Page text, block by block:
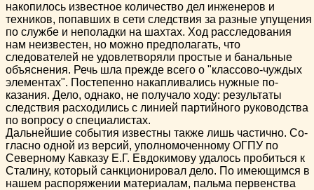
накопилось известное количество дел инженеров и
техников, попавших в сети следствия за разные упущения
по службе и неполадки на шахтах. Ход расследования
нам неизвестен, но можно пред­полагать, что
следователей не удовлетворяли простые и банальные
объяснения. Речь шла прежде всего о "классово-чуждых
элементах". Постепенно накапливались нужные по­
казания. Дело, однако, не получало ходу: результаты
следст­вия расходились с линией партийного руководства
по вопро­су о специалистах.
Дальнейшие события известны также лишь частично. Со­
гласно одной из версий, уполномоченному ОГПУ по
Север­ному Кавказу Е.Г. Евдокимову удалось пробиться к
Сталину, который санкционировал дело. По имеющимся в
нашем рас­поряжении материалам, пальма первенства